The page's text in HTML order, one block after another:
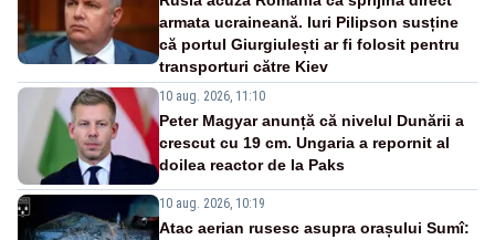
armata ucraineană. Iuri Pilipson susține
că portul Giurgiulești ar fi folosit pentru
transporturi către Kiev
10 aug. 2026, 11:10
Peter Magyar anunță că nivelul Dunării a
crescut cu 19 cm. Ungaria a repornit al
doilea reactor de la Paks
10 aug. 2026, 10:19
Atac aerian rusesc asupra orașului Sumî: